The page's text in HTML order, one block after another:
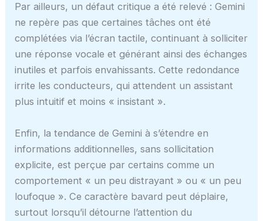
Par ailleurs, un défaut critique a été relevé : Gemini
ne repère pas que certaines tâches ont été
complétées via l’écran tactile, continuant à solliciter
une réponse vocale et générant ainsi des échanges
inutiles et parfois envahissants. Cette redondance
irrite les conducteurs, qui attendent un assistant
plus intuitif et moins « insistant ».
Enfin, la tendance de Gemini à s’étendre en
informations additionnelles, sans sollicitation
explicite, est perçue par certains comme un
comportement « un peu distrayant » ou « un peu
loufoque ». Ce caractère bavard peut déplaire,
surtout lorsqu’il détourne l’attention du